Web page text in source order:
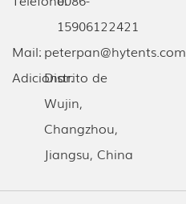
Adicionar:Distrito de
Wujin,
Changzhou,
Jiangsu, China
15906122421
Mail: peterpan@hytents.com